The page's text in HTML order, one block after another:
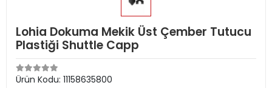
Lohia Dokuma Mekik Üst Çember Tutucu
Plastiği Shuttle Capp
Ürün Kodu: 11158635800